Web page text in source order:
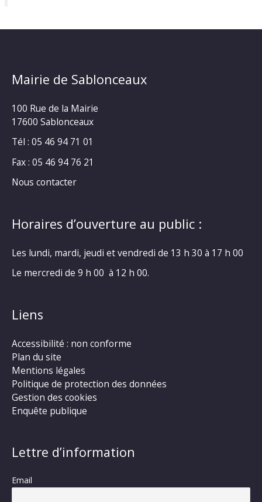
Mairie de Sablonceaux
100 Rue de la Mairie
17600 Sablonceaux
Tél : 05 46 94 71 01
Fax : 05 46 94 76 21
Nous contacter
Horaires d’ouverture au public :
Les lundi, mardi, jeudi et vendredi de 13 h 30 à 17 h 00
Le mercredi de 9 h 00 à 12 h 00.
Liens
Accessibilité : non conforme
Plan du site
Mentions légales
Politique de protection des données
Gestion des cookies
Enquête publique
Lettre d’information
Email